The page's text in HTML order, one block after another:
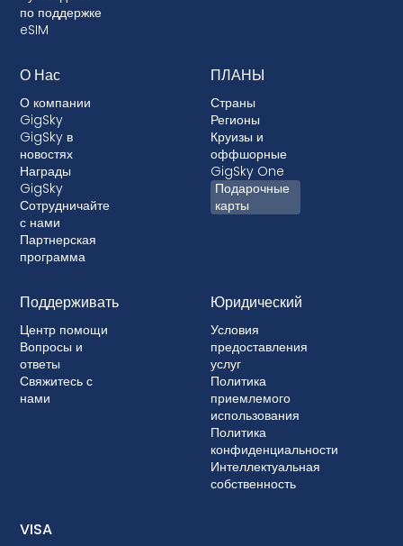
постоплатными тарифными планами, где ваше
устройство финансируется.
по поддержке
eSIM
О Нас
О компании
GigSky
GigSky в
новостях
Награды
GigSky
Сотрудничайте
с нами
Партнерская
программа
ПЛАНЫ
Страны
Регионы
Круизы и
оффшорные
GigSky One
Подарочные
карты
Поддерживать
Центр помощи
Вопросы и
ответы
Свяжитесь с
нами
Юридический
Условия
предоставления
услуг
Политика
приемлемого
использования
Политика
конфиденциальности
Интеллектуальная
собственность
VISA